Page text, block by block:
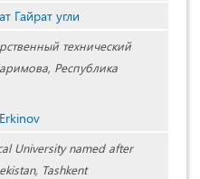
Гайрат угли
технический
Республика
University named after
Tashkent